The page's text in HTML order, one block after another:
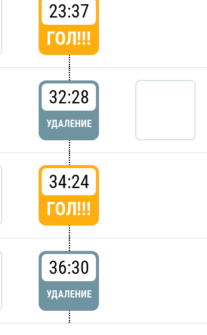
23:37
ГОЛ!!!
32:28
УДАЛЕНИЕ
34:24
ГОЛ!!!
36:30
УДАЛЕНИЕ